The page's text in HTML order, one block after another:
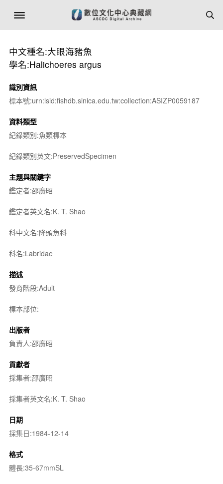
中文種名:大眼海豬魚
學名:Halichoeres argus
識別資訊
標本號:urn:lsid:fishdb.sinica.edu.tw:collection:ASIZP0059187
資料類型
紀錄類別:魚類標本
紀錄類別英文:PreservedSpecimen
主題與關鍵字
鑑定者:邵廣昭
鑑定者英文名:K. T. Shao
科中文名:隆頭魚科
科名:Labridae
描述
發育階段:Adult
標本部位:
出版者
負責人:邵廣昭
貢獻者
採集者:邵廣昭
採集者英文名:K. T. Shao
日期
採集日:1984-12-14
格式
體長:35-67mmSL